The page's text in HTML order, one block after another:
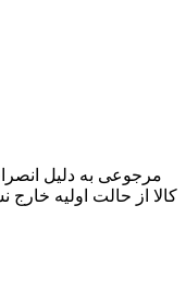
کالا از حالت اولیه